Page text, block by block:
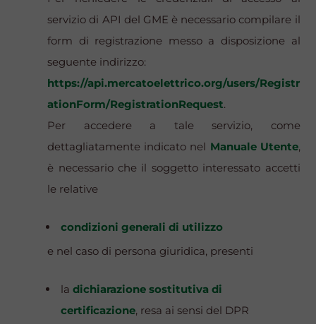
servizio di API del GME è necessario compilare il
form di registrazione messo a disposizione al
seguente indirizzo:
https://api.mercatoelettrico.org/users/Registr
ationForm/RegistrationRequest.
Per accedere a tale servizio, come
dettagliatamente indicato nel Manuale Utente,
è necessario che il soggetto interessato accetti
le relative
condizioni generali di utilizzo
e nel caso di persona giuridica, presenti
la dichiarazione sostitutiva di
certificazione, resa ai sensi del DPR